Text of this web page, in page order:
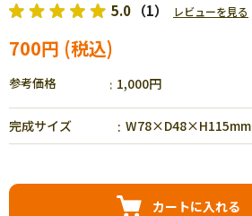
5.0 （1） レビューを見る
700円
参考価格 1,000円
完成サイズ W78×D48×H115mm
カートに入れる